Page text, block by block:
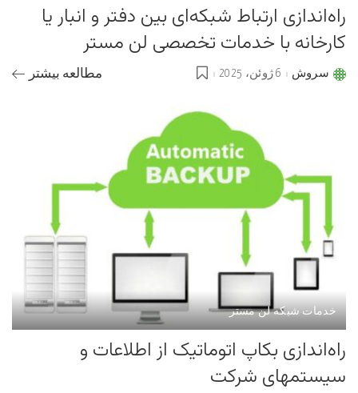
راه‌اندازی ارتباط شبکه‌ای بین دفتر و انبار یا
کارخانه با خدمات تخصصی لن مستر
Postedسروش 6 ژوئن، 2025 مطالعه بیشتر
خدمات شبکه لن مستر
راه‌اندازی بکاپ اتوماتیک از اطلاعات و
سیستمهای شرکت